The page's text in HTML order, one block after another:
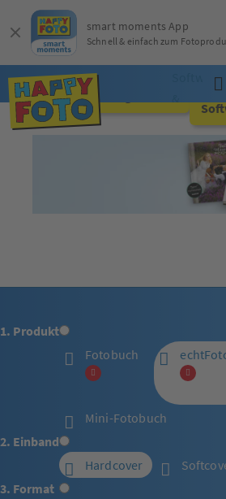
Software
App
1. Produkt
Fotobuch
Mini-Fotobuch
2. Einband
Hardcover
3. Format
Jetzt online gestalten
smart moments App
Schnell & einfach zum